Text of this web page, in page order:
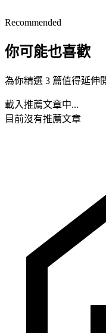
Recommended
你可能也喜歡
為你精選 3 篇值得延伸
載入推薦文章中...
目前沒有推薦文章